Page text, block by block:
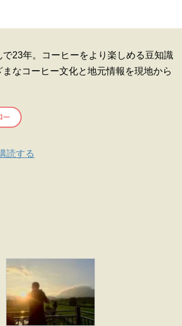
23年。コーヒーをより楽しめる豆知識
まなコーヒー文化と地元情報を現地から
読する